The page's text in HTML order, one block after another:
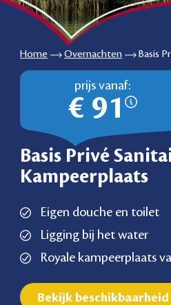
Home Overnachten Basis
prijs vanaf:
€ 91
Basis Privé
Kampeerplaats
Eigen douche en toilet
Ligging bij het water
Royale kampeerplaats
Bekijk beschikbaarheid